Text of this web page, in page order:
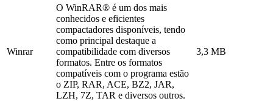
Winrar
O WinRAR® é um dos mais
conhecidos e eficientes
compactadores disponíveis, tendo
como principal destaque a
compatibilidade com diversos
formatos. Entre os formatos
compatíveis com o programa estão
o ZIP, RAR, ACE, BZ2, JAR,
LZH, 7Z, TAR e diversos outros.
3,3 MB